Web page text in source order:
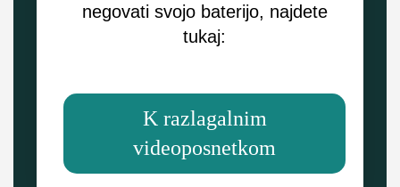
negovati svojo baterijo, najdete
tukaj:
K razlagalnim
videoposnetkom